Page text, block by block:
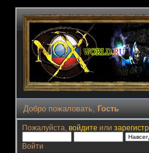
Добро пожаловать, Гость
Пожалуйста, войдите или
Войти